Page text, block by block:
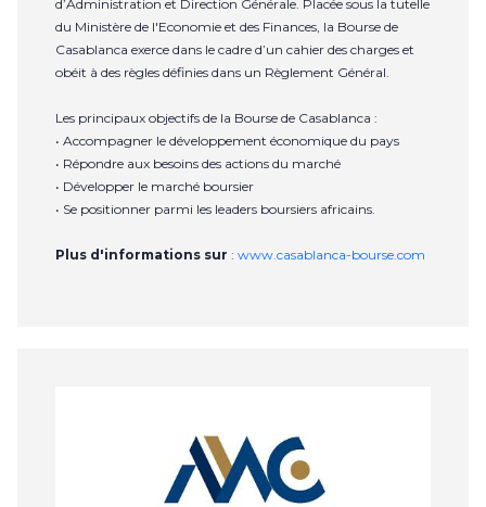
d’Administration et Direction Générale. Placée sous la tutelle
du Ministère de l'Economie et des Finances, la Bourse de
Casablanca exerce dans le cadre d’un cahier des charges et
obéit à des règles définies dans un Règlement Général.
Les principaux objectifs de la Bourse de Casablanca :
• Accompagner le développement économique du pays
• Répondre aux besoins des actions du marché
• Développer le marché boursier
• Se positionner parmi les leaders boursiers africains.
Plus d'informations sur : www.casablanca-bourse.com